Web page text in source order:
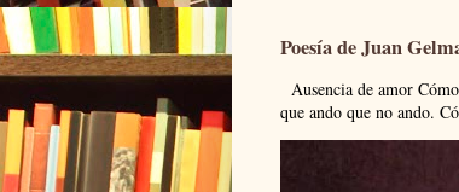
Poesía de Juan
Ausencia de amor
que ando que no ando.